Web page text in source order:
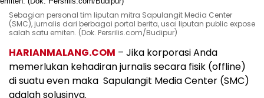
Sebagian personal tim liputan mitra Sapulangit Media Center
(SMC), jurnalis dari berbagai portal berita, usai liputan public expose
salah satu emiten. (Dok. Persrilis.com/Budipur)
HARIANMALANG.COM – Jika korporasi Anda
memerlukan kehadiran jurnalis secara fisik (offline)
di suatu even maka Sapulangit Media Center (SMC)
adalah solusinya.